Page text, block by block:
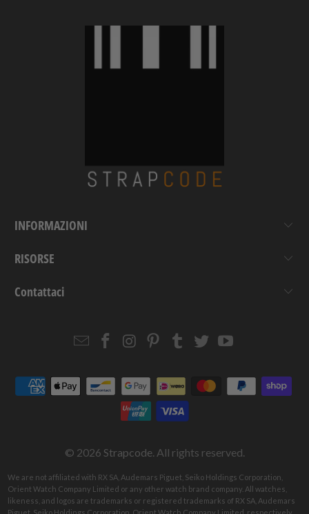
INFORMAZIONI
RISORSE
Contattaci
EmailStrapcode
Facebook
Strapcode
Instagram
Strapcode
Pinterest
Strapcode
Tumblr
Strapcode
TwitterYouTube
© 2026 Strapcode. All rights reserved.
We are not affiliated with RX SA, Audemars Piguet, Seiko Holdings Corporation,
Orient Watch Company Limited or any other watch brand company. All watches,
likeness, and logos are trademarks or registered trademarks of RX SA, Audemars
Piguet, Seiko Holdings Corporation, Orient Watch Company Limited, respectively.